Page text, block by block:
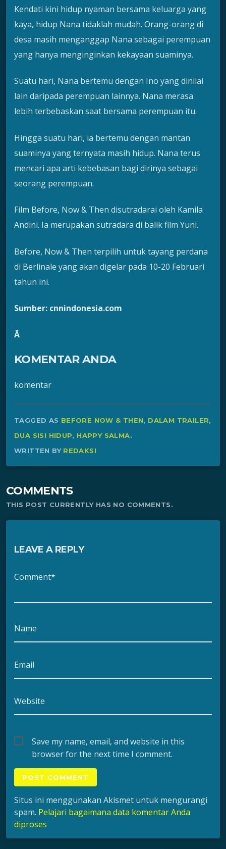
Kendati kini hidup nyaman bersama keluarga yang
kaya, hidup Nana tidaklah mudah. Orang-orang di
desa masih menganggap Nana sebagai perempuan
yang hanya menginginkan kekayaan suaminya.
Suatu hari, Nana bertemu dengan Ino yang dinilai
lain daripada perempuan lainnya. Nana merasa
lebih terbebaskan saat bersama perempuan itu.
Hingga suatu hari, ia bertemu dengan mantan
suaminya yang ternyata masih hidup. Nana terus
mencari apa arti kebebasan bagi dirinya sebagai
seorang perempuan.
Film Before, Now & Then disutradarai oleh Kamila
Andini. Ia merupakan sutradara di balik film Yuni.
Before, Now & Then terpilih untuk tayang perdana
di Berlinale yang akan digelar pada 10-20 Februari
tahun ini.
Sumber: cnnindonesia.com
Â
KOMENTAR ANDA
komentar
TAGGED AS BEFORE NOW & THEN, DALAM TRAILER,
DUA SISI HIDUP, HAPPY SALMA.
WRITTEN BY REDAKSI
COMMENTS
THIS POST CURRENTLY HAS NO COMMENTS.
LEAVE A REPLY
Comment*
Name
Email
Website
Save my name, email, and website in this
browser for the next time I comment.
Situs ini menggunakan Akismet untuk mengurangi
spam. Pelajari bagaimana data komentar Anda
diproses